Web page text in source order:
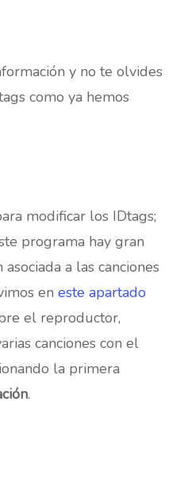
y no te olvides
como ya hemos
modificar los IDtags;
programa hay gran
a las canciones
en este apartado
el reproductor,
canciones con el
la primera
.